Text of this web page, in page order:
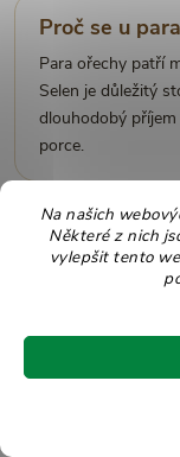
Na našich
Některé z nich
vylepšit tento
Proč se u
Para ořechy patří
Selen je důležitý
dlouhodobý
porce.
Kolik para
Pro běžné
přibližně 1 až 2
selenem nebo